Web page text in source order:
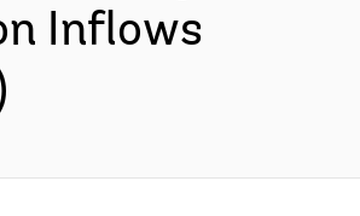
Inflows